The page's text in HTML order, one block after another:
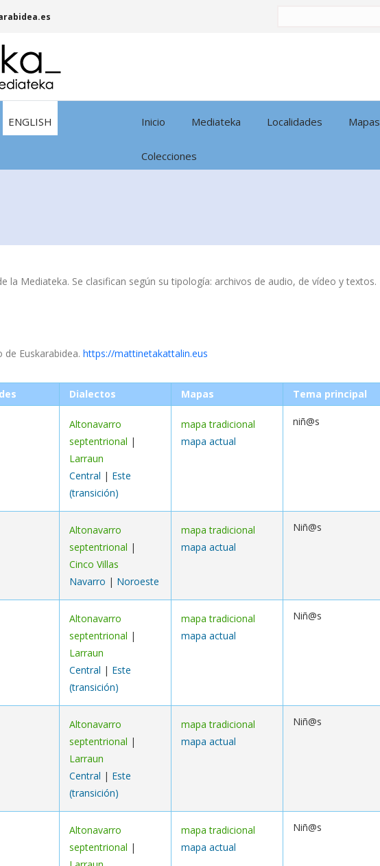
ENGLISH Inicio Mediateka Localidades Mapas
Colecciones
la Mediateka. Se clasifican según su tipología: archivos de audio, de vídeo y textos.
Euskarabidea. https://mattinetakattalin.eus
Dialectos Mapas Tema principal
Altonavarro
septentrional |
Larraun
Central | Este
(transición)
mapa tradicional
mapa actual
niñ@s
Altonavarro
septentrional |
Cinco Villas
Navarro | Noroeste
mapa tradicional
mapa actual
Niñ@s
Altonavarro
septentrional |
Larraun
Central | Este
(transición)
mapa tradicional
mapa actual
Niñ@s
Altonavarro
septentrional |
Larraun
Central | Este
(transición)
mapa tradicional
mapa actual
Niñ@s
Altonavarro
septentrional |
mapa tradicional
mapa actual
Niñ@s